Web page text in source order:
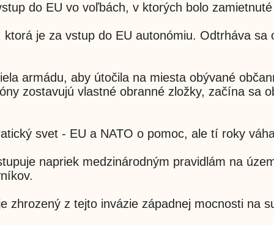
do EU vo voľbách, v ktorých bolo
je za vstup do EU autonómiu. Odtrháva sa
armádu, aby útočila na miesta obývané
zostavujú vlastné obranné zložky, začína sa
svet - EU a NATO o pomoc, ale tí roky
napriek medzinárodným pravidlám na
zhrozený z tejto invázie západnej mocnosti na